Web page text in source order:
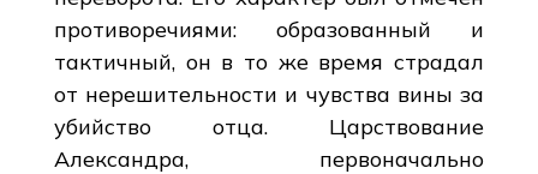
противоречиями: образованный и
тактичный, он в то же время страдал
от нерешительности и чувства вины за
убийство отца. Царствование
Александра, первоначально